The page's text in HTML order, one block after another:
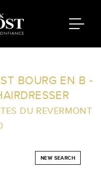
BOURG EN B -
DU REVERMONT
NEW SEARCH